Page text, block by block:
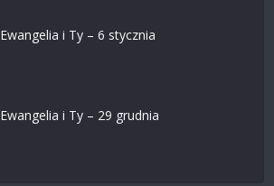
Ewangelia i Ty – 6 stycznia
Ewangelia i Ty – 29 grudnia